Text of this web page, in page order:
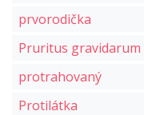
prvorodička
Pruritus gravidarum
protrahovaný
Protilátka